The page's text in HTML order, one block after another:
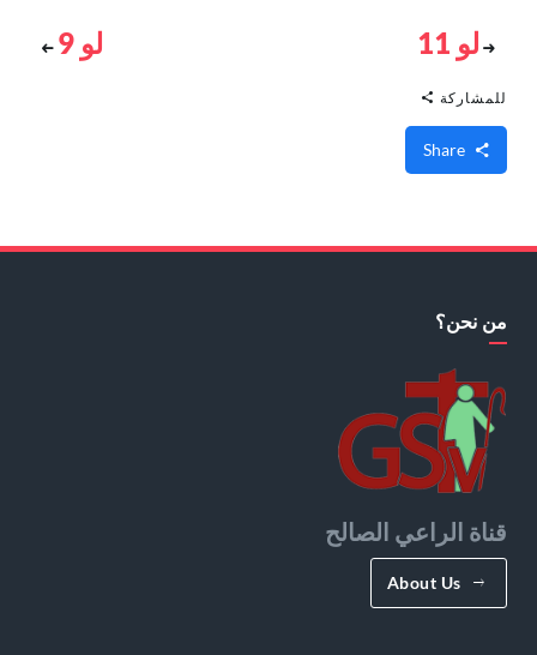
لو 11 لو 9
للمشاركة
من نحن؟
قناة الراعي الصالح
About Us